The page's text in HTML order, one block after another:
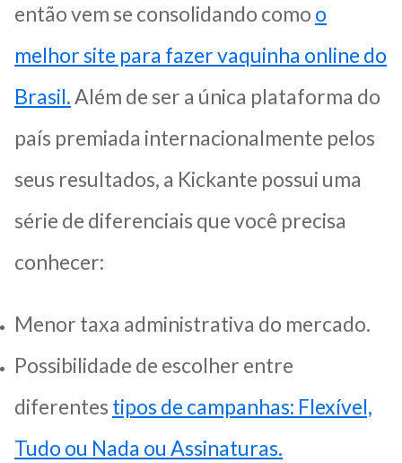
então vem se consolidando como o
melhor site para fazer vaquinha online do
Brasil.Além de ser a única plataforma do
país premiada internacionalmente pelos
seus resultados, a Kickante possui uma
série de diferenciais que você precisa
conhecer:
Menor taxa administrativa do mercado.
Possibilidade de escolher entre
diferentes tipos de campanhas: Flexível,
Tudo ou Nada ou Assinaturas.